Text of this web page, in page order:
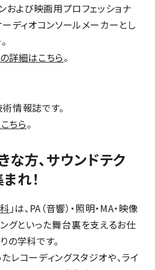
および映画用プロフェッショナ
ディオコンソールメーカーとし
細はこちら。
情報誌です。
ちら。
な方、サウンドテク
れ！
」は、PA（音響）・照明・MA・映像
グといった舞台裏を支えるお仕
の学科です。
レコーディングスタジオや、ライ